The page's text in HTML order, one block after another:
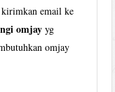
kirimkan email ke
omjay yg
omjay